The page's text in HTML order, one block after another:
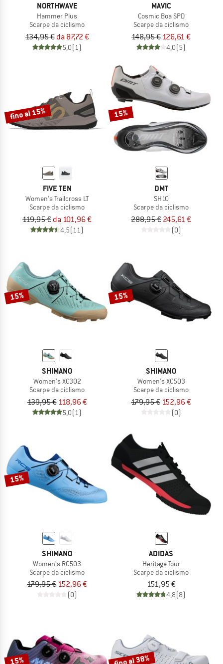
NORTHWAVE
Hammer Plus
Scarpe da ciclismo
134,95 € da 87,72 €
5,0(1)
MAVIC
Cosmic Boa SPD
Scarpe da ciclismo
148,95 € 126,61 €
4,0(5)
fino al 15%
FIVE TEN
Women's Trailcross LT
Scarpe da ciclismo
119,95 € da 101,96 €
4,5(11)
15%
DMT
SH10
Scarpe da ciclismo
288,95 € 245,61 €
(0)
15%
SHIMANO
Women's XC302
Scarpe da ciclismo
139,95 € 118,96 €
5,0(1)
15%
SHIMANO
Women's XC503
Scarpe da ciclismo
179,95 € 152,96 €
(0)
15%
SHIMANO
Women's RC503
Scarpe da ciclismo
179,95 € 152,96 €
(0)
ADIDAS
Heritage Tour
Scarpe da ciclismo
151,95 €
4,8(8)
15%